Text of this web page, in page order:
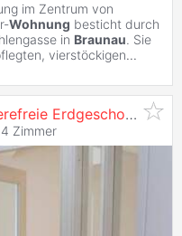
im Zentrum von
Wohnung besticht durch
in Braunau. Sie
vierstöckigen...
**NEUER PREIS**Große Barrierefreie Erdgeschoßwohnung, mitten in der Stadt
4 Zimmer